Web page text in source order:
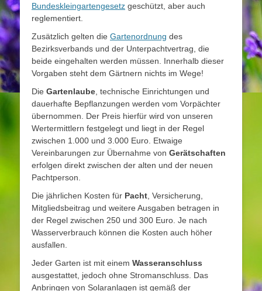
Bundeskleingartengesetz geschützt, aber auch
reglementiert.
Zusätzlich gelten die Gartenordnung des
Bezirksverbands und der Unterpachtvertrag, die
beide eingehalten werden müssen. Innerhalb dieser
Vorgaben steht dem Gärtnern nichts im Wege!
Die Gartenlaube , technische Einrichtungen und
dauerhafte Bepflanzungen werden vom Vorpächter
übernommen. Der Preis hierfür wird von unseren
Wertermittlern festgelegt und liegt in der Regel
zwischen 1.000 und 3.000 Euro. Etwaige
Vereinbarungen zur Übernahme von Gerätschaften
erfolgen direkt zwischen der alten und der neuen
Pachtperson.
Die jährlichen Kosten für Pacht , Versicherung,
Mitgliedsbeitrag und weitere Ausgaben betragen in
der Regel zwischen 250 und 300 Euro. Je nach
Wasserverbrauch können die Kosten auch höher
ausfallen.
Jeder Garten ist mit einem Wasseranschluss
ausgestattet, jedoch ohne Stromanschluss. Das
Anbringen von Solaranlagen ist gemäß der